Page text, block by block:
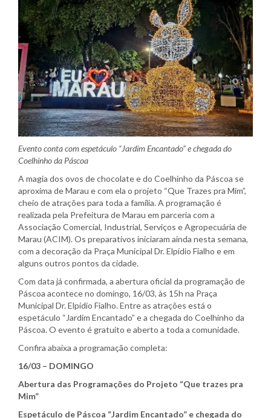
Evento conta com espetáculo “Jardim Encantado” e chegada do
Coelhinho da Páscoa
A magia dos ovos de chocolate e do Coelhinho da Páscoa se
aproxima de Marau e com ela o projeto “Que Trazes pra Mim”,
cheio de atrações para toda a família. A programação é
realizada pela Prefeitura de Marau em parceria com a
Associação Comercial, Industrial, Serviços e Agropecuária de
Marau (ACIM). Os preparativos iniciaram ainda nesta semana,
com a decoração da Praça Municipal Dr. Elpídio Fialho e em
alguns outros pontos da cidade.
Com data já confirmada, a abertura oficial da programação de
Páscoa acontece no domingo, 16/03, às 15h na Praça
Municipal Dr. Elpídio Fialho. Entre as atrações está o
espetáculo “Jardim Encantado” e a chegada do Coelhinho da
Páscoa. O evento é gratuito e aberto a toda a comunidade.
Confira abaixa a programação completa:
16/03 – DOMINGO
Abertura das Programações do Projeto “Que trazes pra
Mim”
Espetáculo de Páscoa “Jardim Encantado” e chegada do